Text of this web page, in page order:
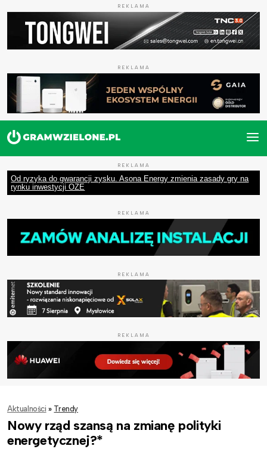
REKLAMA
REKLAMA
REKLAMA
Od ryzyka do gwarancji zysku. Asona Energy zmienia zasady gry na
rynku inwestycji OZE
REKLAMA
REKLAMA
REKLAMA
Aktualności » Trendy
Nowy rząd szansą na zmianę polityki
energetycznej?*